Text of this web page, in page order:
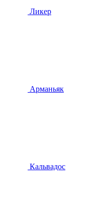
Ликер
Арманьяк
Кальвадос